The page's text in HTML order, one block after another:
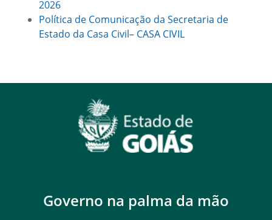
2026
Política de Comunicação da Secretaria de
Estado da Casa Civil– CASA CIVIL
Governo na palma da mão